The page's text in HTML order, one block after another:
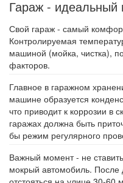
Гараж - идеальный
Свой гараж - самый
Контролируемая
машиной (мойка, чистка),
факторов.
Главное в гаражном
машине образуется
что приводит к коррозии в
гаражах должна быть
бы режим регулярного
Важный момент - не
мокрый автомобиль.